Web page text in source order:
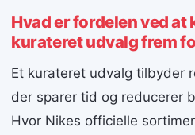
Hvad er fordelen ved at
kurateret udvalg frem
Et kurateret udvalg tilbyder
der sparer tid og reducerer
Hvor Nikes officielle